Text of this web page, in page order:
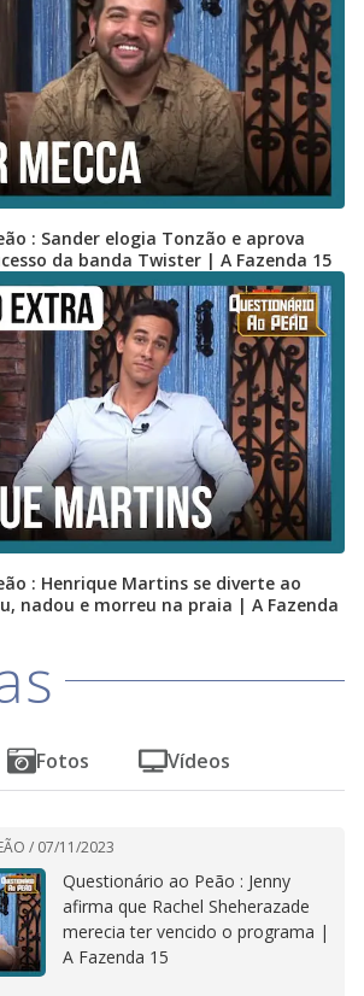
: Sander elogia Tonzão e aprova
da banda Twister | A Fazenda 15
: Henrique Martins se diverte ao
nadou e morreu na praia | A Fazenda
Fotos Vídeos
/ 07/11/2023
Questionário ao Peão : Jenny
afirma que Rachel Sheherazade
merecia ter vencido o programa |
A Fazenda 15